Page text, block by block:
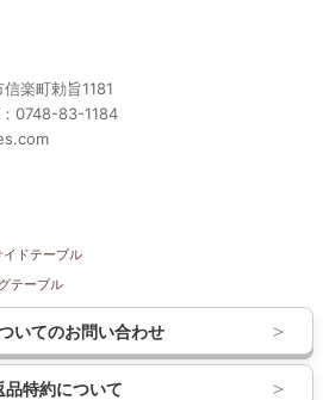
楽町勅旨1181
0748-83-1184
イドテーブル
テーブル
いてのお問い合わせ
品特約について